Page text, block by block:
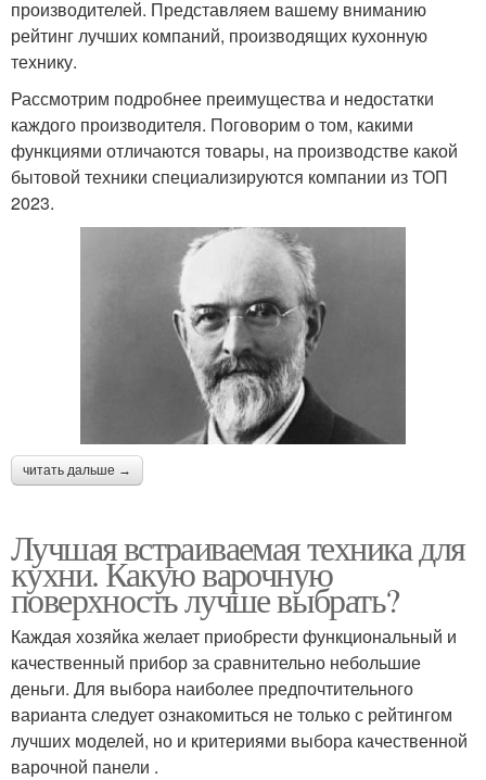
производителей. Представляем вашему вниманию
рейтинг лучших компаний, производящих кухонную
технику.
Рассмотрим подробнее преимущества и недостатки
каждого производителя. Поговорим о том, какими
функциями отличаются товары, на производстве какой
бытовой техники специализируются компании из ТОП
2023.
читать дальше →
Лучшая встраиваемая техника для
кухни. Какую варочную
поверхность лучше выбрать?
Каждая хозяйка желает приобрести функциональный и
качественный прибор за сравнительно небольшие
деньги. Для выбора наиболее предпочтительного
варианта следует ознакомиться не только с рейтингом
лучших моделей, но и критериями выбора качественной
варочной панели .